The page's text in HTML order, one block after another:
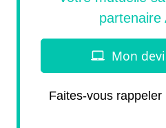
Faites-vous